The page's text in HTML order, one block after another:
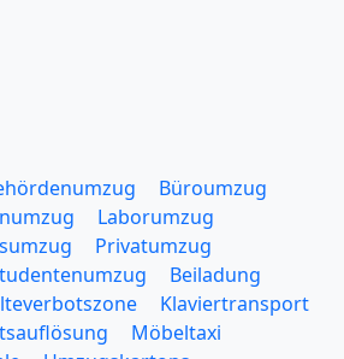
Büroumzug
Laborumzug
Privatumzug
Beiladung
Klaviertransport
Möbeltaxi